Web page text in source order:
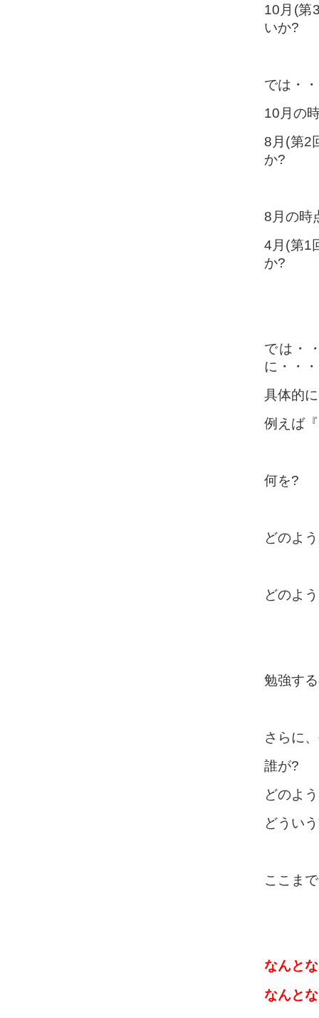
10月(第
いか?
では・
10月の
8月(第2
か?
8月の時
4月(第1
か?
では・
に・・
具体的
例えば
何を?
どのよ
どのよ
勉強す
さらに
誰が?
どのよ
どうい
ここま
なんと
なんと